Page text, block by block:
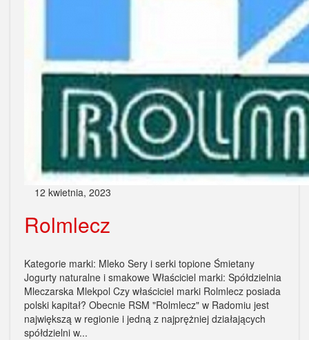
12 kwietnia, 2023
Rolmlecz
Kategorie marki: Mleko Sery i serki topione Śmietany
Jogurty naturalne i smakowe Właściciel marki: Spółdzielnia
Mleczarska Mlekpol Czy właściciel marki Rolmlecz posiada
polski kapitał? Obecnie RSM "Rolmlecz" w Radomiu jest
największą w regionie i jedną z najprężniej działających
spółdzielni w...